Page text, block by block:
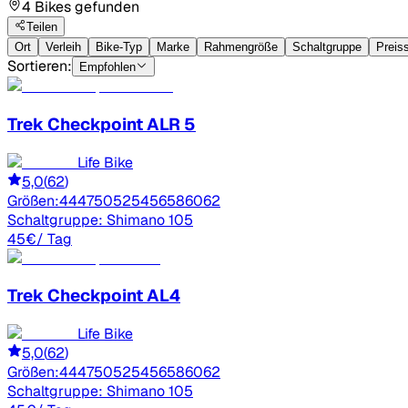
4 Bikes gefunden
Teilen
Ort
Verleih Bike-Typ Marke Rahmengröße Schaltgruppe
Sortieren: Empfohlen
Trek Checkpoint ALR 5
Life Bike
5,0(62)
Größen:444750525456586062
Schaltgruppe: Shimano 105
45€/ Tag
Trek Checkpoint AL4
Life Bike
5,0(62)
Größen:444750525456586062
Schaltgruppe: Shimano 105